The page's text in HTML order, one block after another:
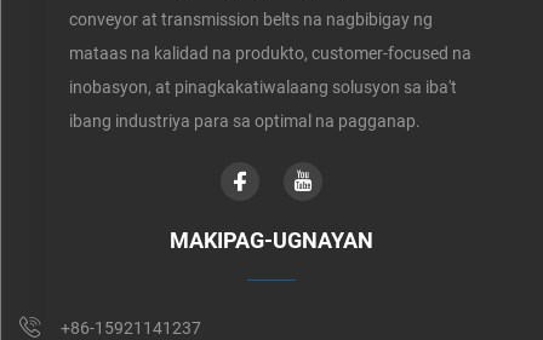
conveyor at transmission belts na nagbibigay ng
mataas na kalidad na produkto, customer-focused na
inobasyon, at pinagkakatiwalaang solusyon sa iba't
ibang industriya para sa optimal na pagganap.
MAKIPAG-UGNAYAN
+86-15921141237